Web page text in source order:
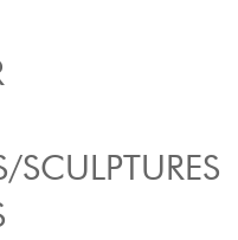
SCULPTURES